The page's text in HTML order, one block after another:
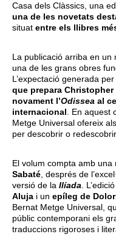
Casa dels Clàssics, una
una de les novetats
situat entre els llibres
La publicació arriba en un
una de les grans obres
L’expectació generada per
que prepara
novament l’Odissea al
internacional . En
Metge Universal ofereix
per descobrir o
El volum compta amb una
Sabaté , després de
versió de la Ilíada .
Aluja i un epíleg de
Bernat Metge Universal,
públic contemporani els
traduccions rigoroses i